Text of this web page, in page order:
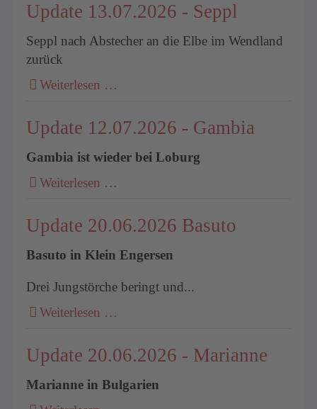
Update 13.07.2026 - Seppl
Seppl nach Abstecher an die Elbe im Wendland
zurück
Weiterlesen …
Update 12.07.2026 - Gambia
Gambia ist wieder bei Loburg
Weiterlesen …
Update 20.06.2026 Basuto
Basuto in Klein Engersen
Drei Jungstörche beringt und...
Weiterlesen …
Update 20.06.2026 - Marianne
Marianne in Bulgarien